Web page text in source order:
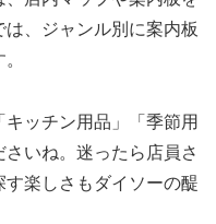
、ジャンル別に案内板
ッチン用品」「季節用
いね。迷ったら店員さ
楽しさもダイソーの醍